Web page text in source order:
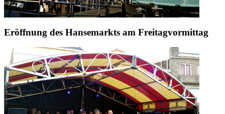
Eröffnung des Hansemarkts am Freitagvormittag